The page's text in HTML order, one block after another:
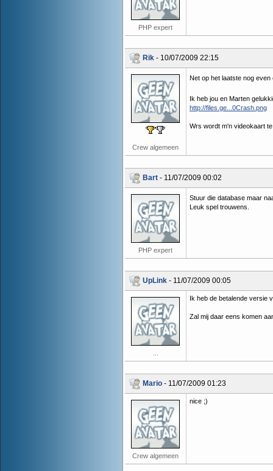
PHP expert
Rik - 10/07/2009 22:15
Crew algemeen
Net op het laatste nog
Ik heb jou en Marten
http://files.ge...0Crash.png
Wrs wordt m'n videokaart
Bart - 11/07/2009 00:02
PHP expert
Stuur die database maar
Leuk spel trouwens.
UpLink - 11/07/2009 00:05
Ik heb de betalende versie
Zal mij daar eens komen
Mario - 11/07/2009 01:23
Crew algemeen
nice ;)